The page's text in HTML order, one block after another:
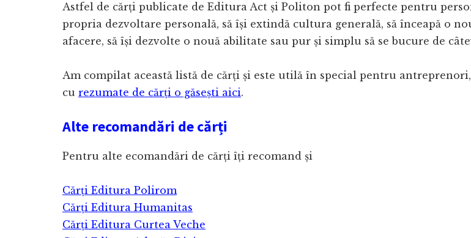
Astfel de cărți publicate de Editura Act și Politon pot fi perfecte pentru
propria dezvoltare personală, să își extindă cultura generală, să înceapă o
afacere, să își dezvolte o nouă abilitate sau pur și simplu să se bucure de
Am compilat această listă de cărți și este utilă în special pentru
cu rezumate de cărți o găsești aici.
Alte recomandări de cărți
Pentru alte ecomandări de cărți îți recomand și
Cărți Editura Polirom
Cărți Editura Humanitas
Cărți Editura Curtea Veche